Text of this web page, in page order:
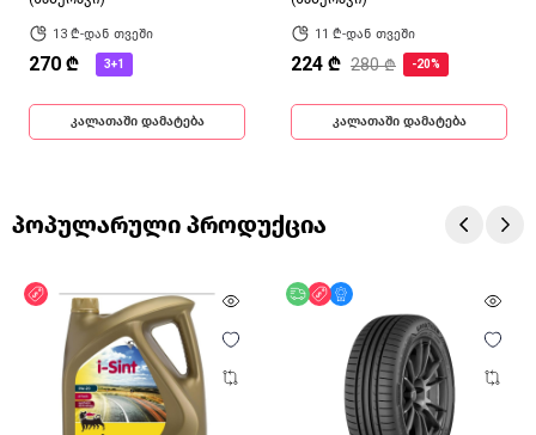
13 ₾-დან თვეში
270 ₾ 3+1
კალათაში დამატება
11 ₾-დან თვეში
224 ₾ 280 ₾ -20%
კალათაში დამატება
პოპულარული პროდუქცია
ფასდაკლება უფასო მიწოდება
ფასდაკლება